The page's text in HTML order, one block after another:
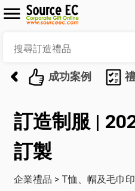
成功案例
訂造制服 |
訂製
企業禮品 > T恤、帽及毛巾